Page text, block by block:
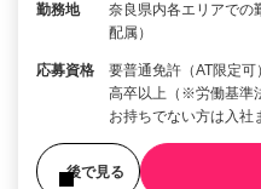
勤務地
奈良県内各エリアで
配属）
応募資格
要普通免許（AT限定
高卒以上（※労働基準
お持ちでない方は入社
後で見る